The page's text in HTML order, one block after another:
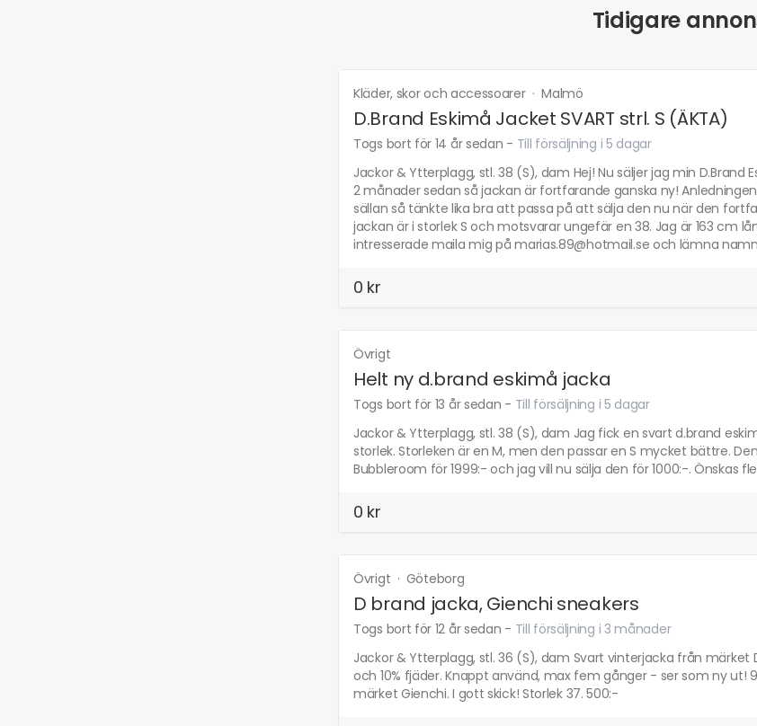
Tidigare
Kläder, skor och accessoarer ·Malmö
D.Brand Eskimå Jacket SVART strl. S (ÄKTA)
Togs bort för 14 år sedan - Till försäljning i 5 dagar
Jackor & Ytterplagg, stl. 38 (S), dam Hej! Nu säljer jag min
2 månader sedan så jackan är fortfarande ganska ny!
sällan så tänkte lika bra att passa på att sälja den nu när den
jackan är i storlek S och motsvarar ungefär en 38. Jag är 163 cm
intresserade maila mig på marias.89@hotmail.se och lämna
0 kr
Övrigt
Helt ny d.brand eskimå jacka
Togs bort för 13 år sedan - Till försäljning i 5 dagar
Jackor & Ytterplagg, stl. 38 (S), dam Jag fick en svart d.brand
storlek. Storleken är en M, men den passar en S mycket bättre.
Bubbleroom för 1999:- och jag vill nu sälja den för 1000:-. Önskas
0 kr
Övrigt · Göteborg
D brand jacka, Gienchi sneakers
Togs bort för 12 år sedan - Till försäljning i 3 månader
Jackor & Ytterplagg, stl. 36 (S), dam Svart vinterjacka från märket
och 10% fjäder. Knappt använd, max fem gånger - ser som ny ut!
märket Gienchi. I gott skick! Storlek 37. 500:-